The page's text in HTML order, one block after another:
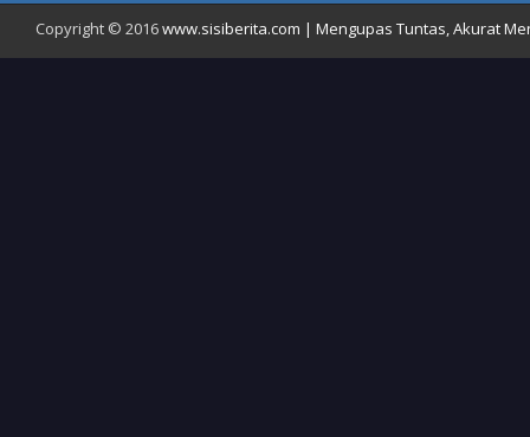
Copyright © 2016www.sisiberita.com | Mengupas Tuntas, Akurat